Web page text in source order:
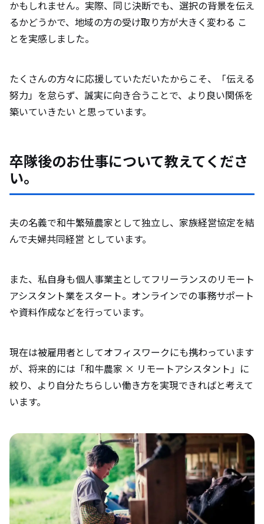
かもしれません。実際、同じ決断でも、選択の背景を伝え
るかどうかで、地域の方の受け取り方が大きく変わる こ
とを実感しました。
たくさんの方々に応援していただいたからこそ、「伝える
努力」を怠らず、誠実に向き合うことで、より良い関係を
築いていきたい と思っています。
卒隊後のお仕事について教えてくださ
い。
夫の名義で和牛繁殖農家として独立し、家族経営協定を結
んで夫婦共同経営 としています。
また、私自身も個人事業主としてフリーランスのリモート
アシスタント業をスタート。オンラインでの事務サポート
や資料作成などを行っています。
現在は被雇用者としてオフィスワークにも携わっています
が、将来的には「和牛農家 × リモートアシスタント」に
絞り、より自分たちらしい働き方を実現できればと考えて
います。